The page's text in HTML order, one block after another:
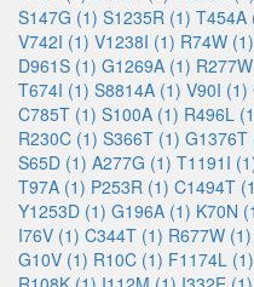
S147G (1) S1235R (1) T454A
V742I (1) V1238I (1) R74W (1)
D961S (1) G1269A (1)
T674I (1) S8814A (1) V90I (1)
C785T (1) S100A (1) R496L
R230C (1) S366T (1) G1376T
S65D (1) A277G (1) T1191I
T97A (1) P253R (1) C1494T
Y1253D (1) G196A (1) K70N
I76V (1) C344T (1) R677W (1)
G10V (1) R10C (1) F1174L (1)